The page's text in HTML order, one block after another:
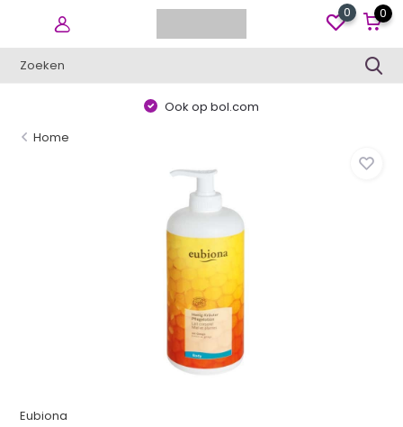
0 0
Ook op bol.com
Home
Eubiona